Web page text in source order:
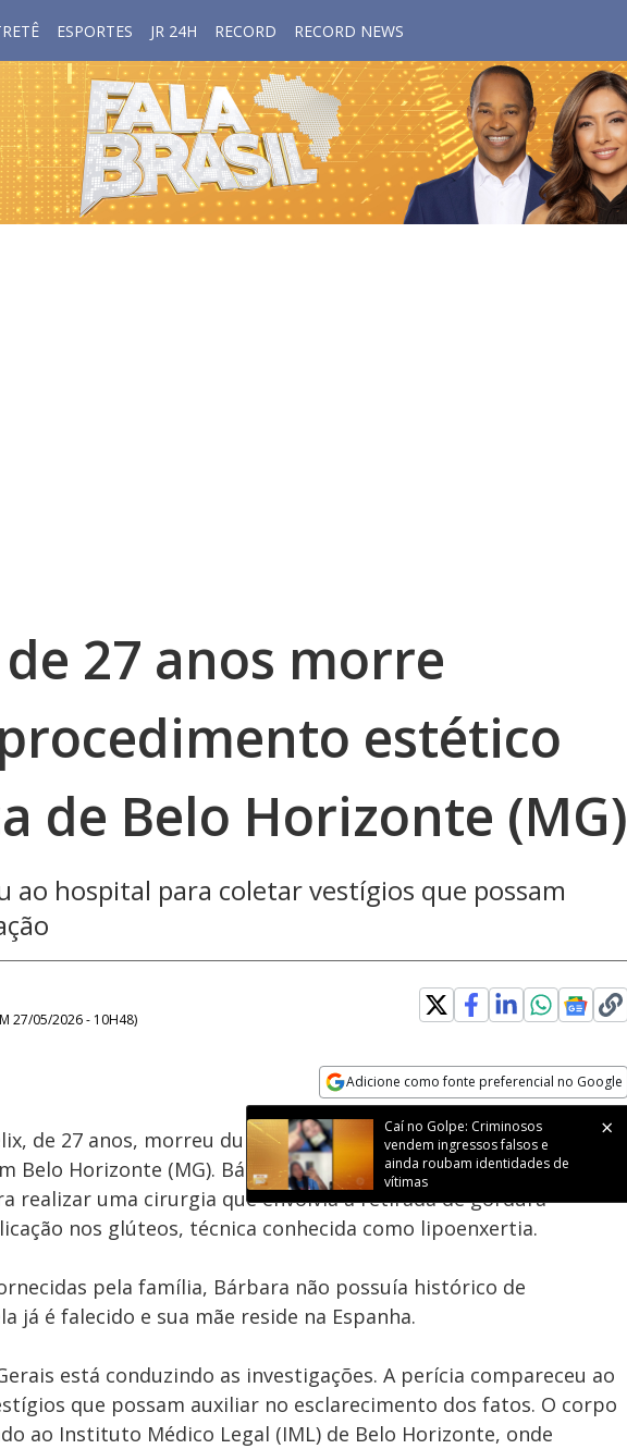
ESPORTES JR 24H RECORD RECORD NEWS
27 anos morre
estético
de Belo Horizonte (MG)
ao hospital para coletar vestígios que possam
27/05/2026 - 10H48)
Adicione como fonte preferencial no Google
Opens in new window
Caí no Golpe: Criminosos
vendem ingressos falsos e
ainda roubam identidades de
vítimas
Velocidade
de 27 anos, morreu durante um procedimento estético em
Belo Horizonte (MG). Bárbara foi internada em um hospital
realizar uma cirurgia que envolvia a retirada de gordura
nos glúteos, técnica conhecida como lipoenxertia.
pela família, Bárbara não possuía histórico de
já é falecido e sua mãe reside na Espanha.
está conduzindo as investigações. A perícia compareceu ao
que possam auxiliar no esclarecimento dos fatos. O corpo
ao Instituto Médico Legal (IML) de Belo Horizonte, onde